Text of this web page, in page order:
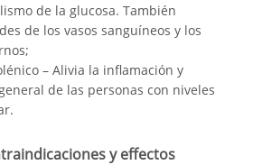
de la glucosa. También
de los vasos sanguíneos y los
– Alivia la inflamación y
de las personas con niveles
y effectos